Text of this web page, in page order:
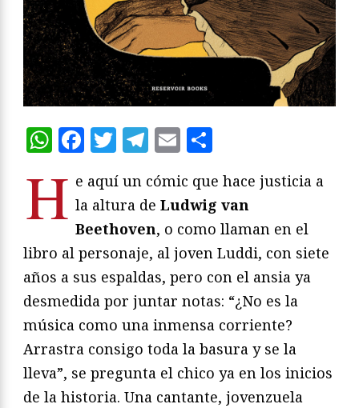
WhatsApp
Facebook
Twitter
Telegram
Email
H e aquí un cómic que hace justicia a
la altura de Ludwig van
Beethoven, o como llaman en el
libro al personaje, al joven Luddi, con siete
años a sus espaldas, pero con el ansia ya
desmedida por juntar notas: “¿No es la
música como una inmensa corriente?
Arrastra consigo toda la basura y se la
lleva”, se pregunta el chico ya en los inicios
de la historia. Una cantante, jovenzuela